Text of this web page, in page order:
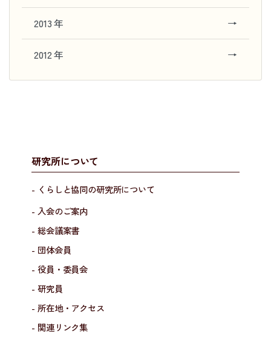
2013 年 →
2012 年 →
研究所について
- くらしと協同の研究所について
- 入会のご案内
- 総会議案書
- 団体会員
- 役員・委員会
- 研究員
- 所在地・アクセス
- 関連リンク集